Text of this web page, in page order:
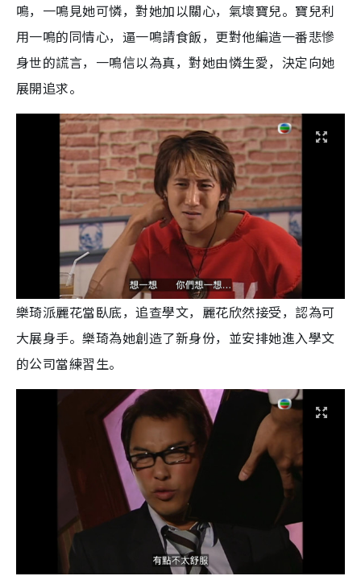
鳴，一鳴見她可憐，對她加以關心，氣壞寶兒。寶兒利
用一鳴的同情心，逼一鳴請食飯，更對他編造一番悲慘
身世的謊言，一鳴信以為真，對她由憐生愛，決定向她
展開追求。
樂琦派麗花當臥底，追查學文，麗花欣然接受，認為可
大展身手。樂琦為她創造了新身份，並安排她進入學文
的公司當練習生。